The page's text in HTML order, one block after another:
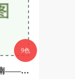
9色
工作服面料定制避坑指南——这些误区一定要避开